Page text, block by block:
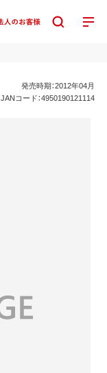
発売時期：2012年04月
JANコード：4950190121114